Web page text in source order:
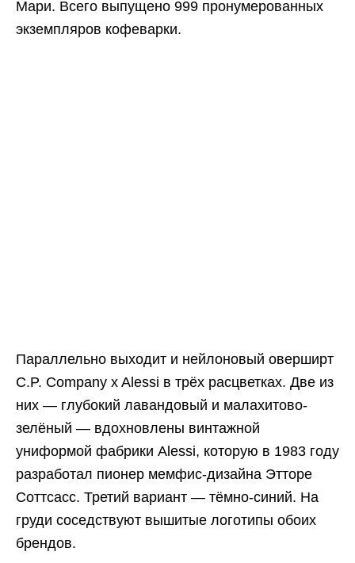
Мари. Всего выпущено 999 пронумерованных
экземпляров кофеварки.
Параллельно выходит и нейлоновый оверширт
C.P. Company x Alessi в трёх расцветках. Две из
них — глубокий лавандовый и малахитово-
зелёный — вдохновлены винтажной
униформой фабрики Alessi, которую в 1983 году
разработал пионер мемфис-дизайна Этторе
Соттсасс. Третий вариант — тёмно-синий. На
груди соседствуют вышитые логотипы обоих
брендов.